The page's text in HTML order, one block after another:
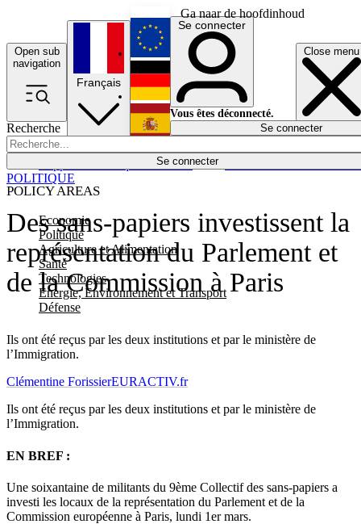
Ga naar de hoofdinhoud
Open sub
navigation
Close menu
Recherche
Se connecter
POLICY AREAS
Economie
Politique
Agriculture et Alimentation
Santé
Technologies
Energie, Environnement et Transport
Défense
Économie
Français
English
Deutsch
Español
Se connecter
Vous êtes déconnecté.
Se connecter
Des sans-papiers investissent la
représentation du Parlement et
de la Commission à Paris
Ils ont été reçus par les deux institutions et par le ministère de
l’Immigration.
POLITIQUE
Clémentine ForissierEURACTIV.fr
Ils ont été reçus par les deux institutions et par le ministère de
l’Immigration.
EN BREF :
Une soixantaine de militants du 9ème Collectif des sans-papiers a
investi les locaux de la représentation du Parlement et de la
Commission européenne à Paris, lundi 1er mars.